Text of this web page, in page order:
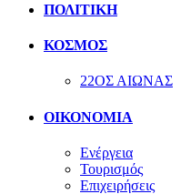
ΠΟΛΙΤΙΚΗ
ΚΟΣΜΟΣ
22ΟΣ ΑΙΩΝΑΣ
ΟΙΚΟΝΟΜΙΑ
Ενέργεια
Τουρισμός
Επιχειρήσεις